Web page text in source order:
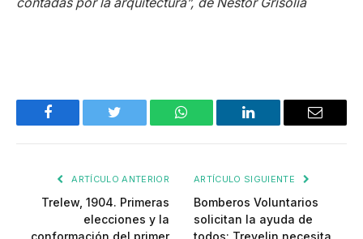
Facebook Twitter WhatsApp LinkedIn Email
ARTÍCULO ANTERIOR
Trelew, 1904. Primeras
elecciones y la
ARTÍCULO SIGUIENTE
Bomberos Voluntarios
solicitan la ayuda de